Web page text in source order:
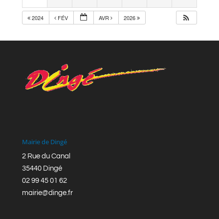
2024 FÉV AVR 2026
Mairie de Dingé
2 Rue du Canal
35440 Dingé
02 99 45 01 62
mairie@dinge.fr